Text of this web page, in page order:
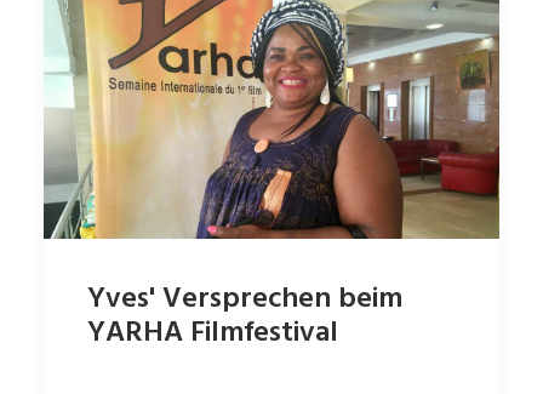
Yves' Versprechen beim
YARHA Filmfestival